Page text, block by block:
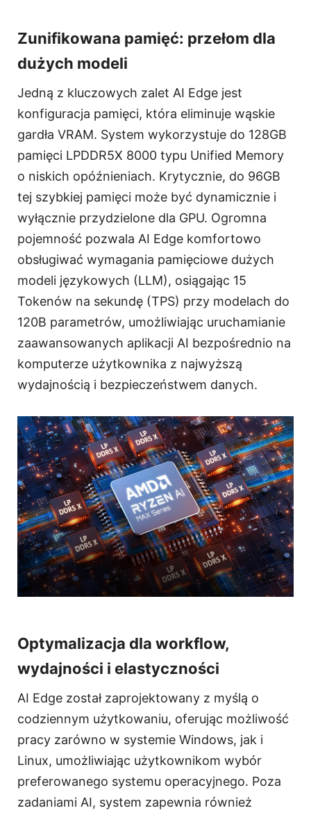
Zunifikowana pamięć: przełom dla
dużych modeli
Jedną z kluczowych zalet AI Edge jest
konfiguracja pamięci, która eliminuje wąskie
gardła VRAM. System wykorzystuje do 128GB
pamięci LPDDR5X 8000 typu Unified Memory
o niskich opóźnieniach. Krytycznie, do 96GB
tej szybkiej pamięci może być dynamicznie i
wyłącznie przydzielone dla GPU. Ogromna
pojemność pozwala AI Edge komfortowo
obsługiwać wymagania pamięciowe dużych
modeli językowych (LLM), osiągając 15
Tokenów na sekundę (TPS) przy modelach do
120B parametrów, umożliwiając uruchamianie
zaawansowanych aplikacji AI bezpośrednio na
komputerze użytkownika z najwyższą
wydajnością i bezpieczeństwem danych.
Optymalizacja dla workflow,
wydajności i elastyczności
AI Edge został zaprojektowany z myślą o
codziennym użytkowaniu, oferując możliwość
pracy zarówno w systemie Windows, jak i
Linux, umożliwiając użytkownikom wybór
preferowanego systemu operacyjnego. Poza
zadaniami AI, system zapewnia również